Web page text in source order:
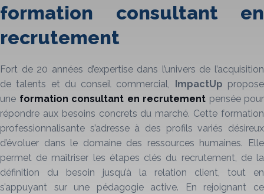
formation consultant en
recrutement
Fort de 20 années d’expertise dans l’univers de l’acquisition
de talents et du conseil commercial,
ImpactUp propose
une formation consultant en recrutement pensée pour
répondre aux besoins concrets du marché. Cette formation
professionnalisante s’adresse à des profils variés désireux
d’évoluer dans le domaine des ressources humaines. Elle
permet de maîtriser les étapes clés du recrutement, de la
définition du besoin jusqu’à la relation client, tout en
s’appuyant sur une pédagogie active. En rejoignant ce